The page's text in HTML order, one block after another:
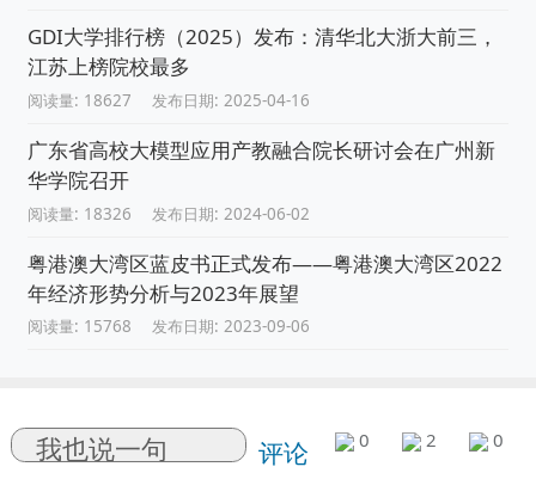
GDI大学排行榜（2025）发布：清华北大浙大前三，
江苏上榜院校最多
阅读量: 18627 发布日期: 2025-04-16
广东省高校大模型应用产教融合院长研讨会在广州新
华学院召开
阅读量: 18326 发布日期: 2024-06-02
粤港澳大湾区蓝皮书正式发布——粤港澳大湾区2022
年经济形势分析与2023年展望
阅读量: 15768 发布日期: 2023-09-06
0 2 0